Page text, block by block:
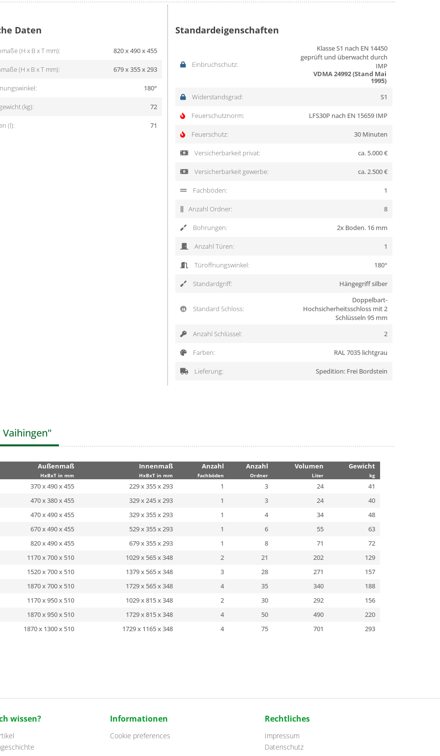
Daten
(H x B x T mm): 820 x 490 x 455
(H x B x T mm): 679 x 355 x 293
180°
(kg): 72
(l): 71
Standardeigenschaften
Einbruchschutz:
Klasse S1 nach EN 14450
geprüft und überwacht durch
IMP
VDMA 24992 (Stand Mai
1995)
Widerstandsgrad:
S1
Feuerschutznorm: LFS30P nach EN 15659 IMP
Feuerschutz: 30 Minuten
Versicherbarkeit privat: ca. 5.000 €
Versicherbarkeit gewerbe: ca. 2.500 €
Fachböden: 1
Anzahl Ordner: 8
Bohrungen: 2x Boden. 16 mm
Anzahl Türen: 1
Türoffnungswinkel: 180°
Standardgriff: Hängegriff silber
Standard Schloss:
Doppelbart-
Hochsicherheitsschloss mit 2
Schlüsseln 95 mm
Anzahl Schlüssel:
2
Farben: RAL 7035 lichtgrau
Lieferung: Spedition: Frei Bordstein
Außenmaß
HxBxT in mm
Innenmaß
HxBxT in mm
Anzahl
Fachböden
Anzahl
Ordner
Volumen
Liter
Gewicht
kg
370 x 490 x 455 229 x 355 x 293 1 3 24
41
470 x 380 x 455 329 x 245 x 293 1 3 24
40
470 x 490 x 455 329 x 355 x 293 1 4 34
48
670 x 490 x 455 529 x 355 x 293 1 6 55
63
820 x 490 x 455 679 x 355 x 293 1 8 71
72
1170 x 700 x 510 1029 x 565 x 348 2 21 202
129
1520 x 700 x 510 1379 x 565 x 348 3 28 271
157
1870 x 700 x 510 1729 x 565 x 348 4 35 340
188
1170 x 950 x 510 1029 x 815 x 348 2 30 292
156
1870 x 950 x 510 1729 x 815 x 348 4 50 490
220
1870 x 1300 x 510 1729 x 1165 x 348 4 75 701 293
wissen? Informationen
Cookie preferences
Rechtliches
Impressum
Datenschutz